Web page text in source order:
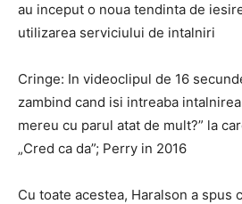
au inceput o noua tendinta de
utilizarea serviciului de intalniri
Cringe: In videoclipul de 16
zambind cand isi intreaba
mereu cu parul atat de mult?” la
„Cred ca da”; Perry in 2016
Cu toate acestea, Haralson a spus